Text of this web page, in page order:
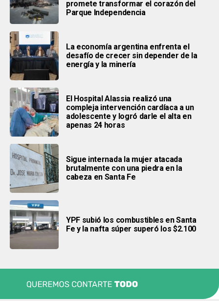
promete transformar el corazón del
Parque Independencia
La economía argentina enfrenta el
desafío de crecer sin depender de la
energía y la minería
El Hospital Alassia realizó una
compleja intervención cardíaca a un
adolescente y logró darle el alta en
apenas 24 horas
Sigue internada la mujer atacada
brutalmente con una piedra en la
cabeza en Santa Fe
YPF subió los combustibles en Santa
Fe y la nafta súper superó los $2.100